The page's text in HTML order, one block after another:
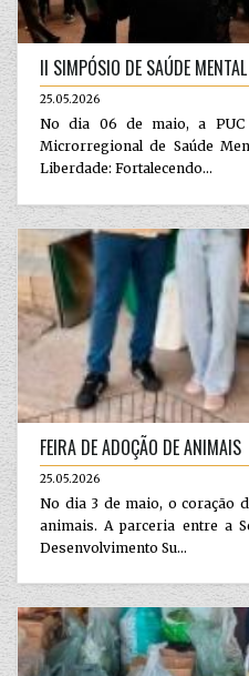
II SIMPÓSIO DE SAÚDE MENTAL
25.05.2026
No dia 06 de maio, a
Microrregional de Saúde
Liberdade: Fortalecendo...
FEIRA DE ADOÇÃO DE ANIMAIS
25.05.2026
No dia 3 de maio, o coração
animais. A parceria entre a
Desenvolvimento Su...